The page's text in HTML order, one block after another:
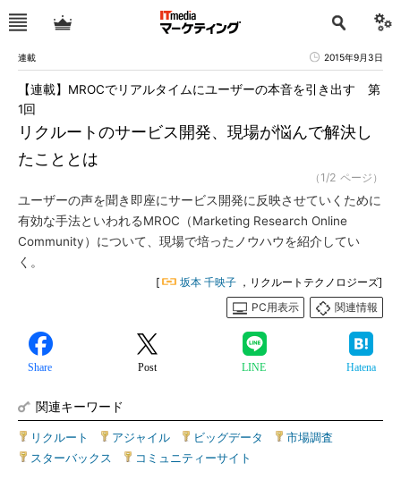
連載 2015年9月3日
リクルートのサービス開発、現場が悩んで解決し
たこととは
【連載】MROCでリアルタイムにユーザーの本音を引き出す 第
1回
（1/2 ページ）
ユーザーの声を聞き即座にサービス開発に反映させていくために
有効な手法といわれるMROC（Marketing Research Online
Community）について、現場で培ったノウハウを紹介してい
く。
[ 坂本 千映子 ，リクルートテクノロジーズ]
PC用表示
関連情報
Share Post LINE Hatena
関連キーワード
リクルート アジャイル ビッグデータ 市場調査
スターバックス
コミュニティーサイト